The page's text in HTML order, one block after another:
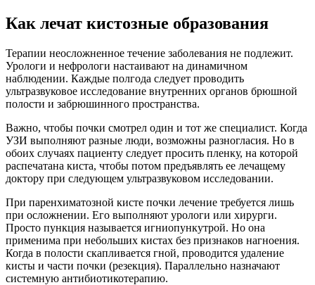
Как лечат кистозные образования
Терапии неосложненное течение заболевания не подлежит.
Урологи и нефрологи настаивают на динамичном
наблюдении. Каждые полгода следует проводить
ультразвуковое исследование внутренних органов брюшной
полости и забрюшинного пространства.
Важно, чтобы почки смотрел один и тот же специалист. Когда
УЗИ выполняют разные люди, возможны разногласия. Но в
обоих случаях пациенту следует просить пленку, на которой
распечатана киста, чтобы потом предъявлять ее лечащему
доктору при следующем ультразвуковом исследовании.
При паренхиматозной кисте почки лечение требуется лишь
при осложнении. Его выполняют урологи или хирурги.
Просто пункция называется игниопункутрой. Но она
применима при небольших кистах без признаков нагноения.
Когда в полости скапливается гной, проводится удаление
кисты и части почки (резекция). Параллельно назначают
системную антибиотикотерапию.